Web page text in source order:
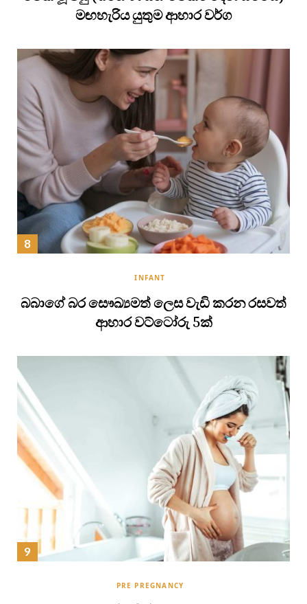
මඟහැරිය යුතුම ආහාර වර්ග
INFANT
බබාගේ බර සෞඛ්‍යමත් ලෙස වැඩි කරන රසවත්
ආහාර වට්ටෝරු 5ක්
PRE PREGNANCY